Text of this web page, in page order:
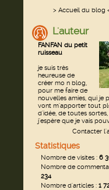
> Accueil du blog
L'auteur
FANFAN du petit
ruisseau
je suis très
heureuse de
créer mo n blog,
pour me faire de
nouvelles amies, qui je
vont m'apporter tout
d'idée, de toutes
j'espère que je vais
Contacter
Statistiques
Nombre de visites : 6
Nombre de
234
Nombre d'articles : 1